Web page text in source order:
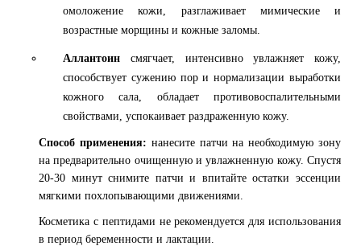
омоложение кожи, разглаживает мимические и
возрастные морщины и кожные заломы.
Аллантоин смягчает, интенсивно увлажняет кожу,
способствует сужению пор и нормализации выработки
кожного сала, обладает противовоспалительными
свойствами, успокаивает раздраженную кожу.
Способ применения: нанесите патчи на необходимую зону
на предварительно очищенную и увлажненную кожу. Спустя
20-30 минут снимите патчи и впитайте остатки эссенции
мягкими похлопывающими движениями.
Косметика с пептидами не рекомендуется для использования
в период беременности и лактации.